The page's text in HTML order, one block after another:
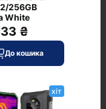
256GB
White
₴
До кошика
хіт